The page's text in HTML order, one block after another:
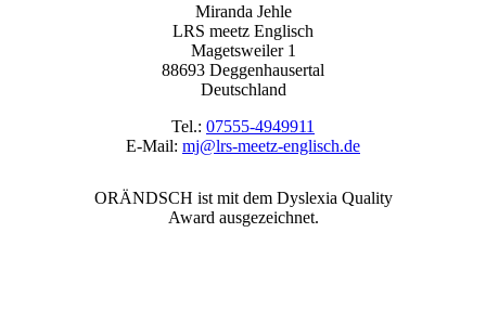
Miranda Jehle
LRS meetz Englisch
Magetsweiler 1
88693 Deggenhausertal
Deutschland
Tel.: 07555-4949911
E-Mail: mj@lrs-meetz-englisch.de
ORÄNDSCH ist mit dem Dyslexia Quality
Award ausgezeichnet.